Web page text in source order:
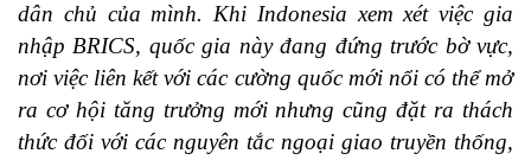
dân chủ của mình. Khi Indonesia xem xét việc gia
nhập BRICS, quốc gia này đang đứng trước bờ vực,
nơi việc liên kết với các cường quốc mới nổi có thể mở
ra cơ hội tăng trưởng mới nhưng cũng đặt ra thách
thức đối với các nguyên tắc ngoại giao truyền thống,